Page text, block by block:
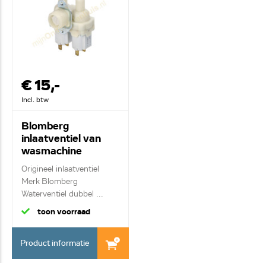
€ 15,-
Incl. btw
Blomberg
inlaatventiel van
wasmachine
120902-1
Origineel inlaatventiel
Merk Blomberg
Waterventiel dubbel ...
toon voorraad
Product informatie